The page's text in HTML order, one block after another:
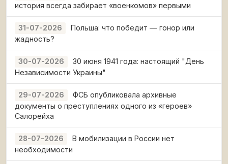
история всегда забирает «военкомов» первыми
31-07-2026
Польша: что победит — гонор или
жадность?
30-07-2026
30 июня 1941 года: настоящий "День
Независимости Украины"
29-07-2026
ФСБ опубликовала архивные
документы о преступлениях одного из «героев»
Салорейха
28-07-2026
В мобилизации в России нет
необходимости